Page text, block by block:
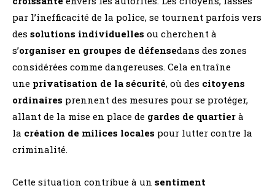
par l’inefficacité de la police, se tournent parfois vers
des solutions individuelles ou cherchent à
s’organiser en groupes de défensedans des zones
considérées comme dangereuses. Cela entraîne
une privatisation de la sécurité, où des citoyens
ordinaires prennent des mesures pour se protéger,
allant de la mise en place de gardes de quartier à
la création de milices locales pour lutter contre la
criminalité.
Cette situation contribue à un sentiment